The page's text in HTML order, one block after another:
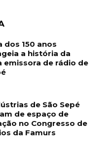
dos 150 anos
a história da
emissora de rádio de
de São Sepé
de espaço de
no Congresso de
da Famurs